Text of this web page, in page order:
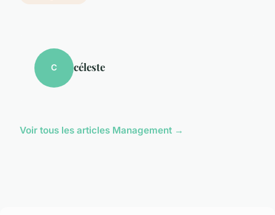
C céleste
Voir tous les articles Management →